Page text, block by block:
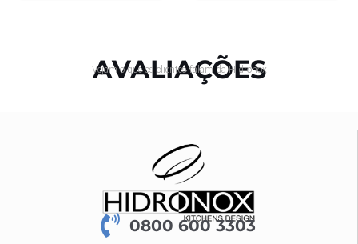
AVALIAÇÕES
Vejam o que os clientes falam da Hidronox
0800 600 3303